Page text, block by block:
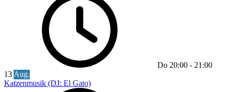
Do 20:00 - 21:00
13 Aug.
Katzenmusik (DJ: El Gato)